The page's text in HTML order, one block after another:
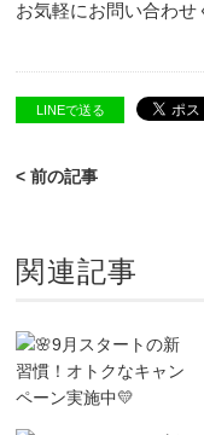
お気軽にお問い合わせ
LINEで送る
< 前の記事
関連記事